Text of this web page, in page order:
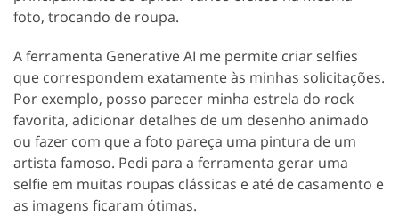
foto, trocando de roupa.
A ferramenta Generative AI me permite criar selfies
que correspondem exatamente às minhas solicitações.
Por exemplo, posso parecer minha estrela do rock
favorita, adicionar detalhes de um desenho animado
ou fazer com que a foto pareça uma pintura de um
artista famoso. Pedi para a ferramenta gerar uma
selfie em muitas roupas clássicas e até de casamento e
as imagens ficaram ótimas.